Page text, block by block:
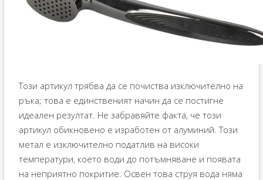
Този артикул трябва да се почиства изключително на
ръка; това е единственият начин да се постигне
идеален резултат. Не забравяйте факта, че този
артикул обикновено е изработен от алуминий. Този
метал е изключително податлив на високи
температури, което води до потъмняване и появата
на неприятно покритие. Освен това струя вода няма